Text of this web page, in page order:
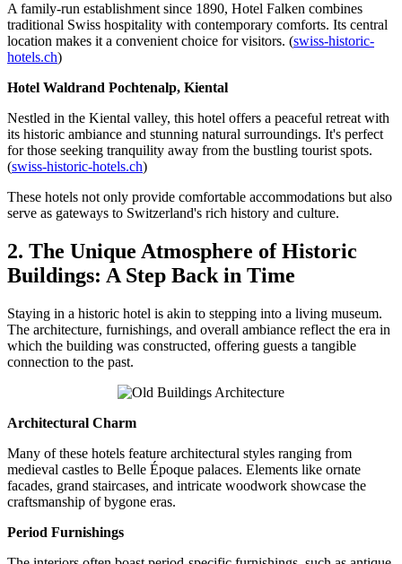
A family-run establishment since 1890, Hotel Falken combines
traditional Swiss hospitality with contemporary comforts. Its central
location makes it a convenient choice for visitors. (swiss-historic-
hotels.ch)
Hotel Waldrand Pochtenalp, Kiental
Nestled in the Kiental valley, this hotel offers a peaceful retreat with
its historic ambiance and stunning natural surroundings. It's perfect
for those seeking tranquility away from the bustling tourist spots.
(swiss-historic-hotels.ch)
These hotels not only provide comfortable accommodations but also
serve as gateways to Switzerland's rich history and culture.
2. The Unique Atmosphere of Historic
Buildings: A Step Back in Time
Staying in a historic hotel is akin to stepping into a living museum.
The architecture, furnishings, and overall ambiance reflect the era in
which the building was constructed, offering guests a tangible
connection to the past.
Architectural Charm
Many of these hotels feature architectural styles ranging from
medieval castles to Belle Époque palaces. Elements like ornate
facades, grand staircases, and intricate woodwork showcase the
craftsmanship of bygone eras.
Period Furnishings